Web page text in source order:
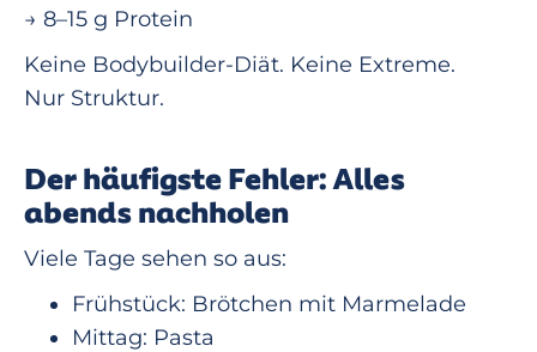
→ 8–15 g Protein
Keine Bodybuilder-Diät. Keine Extreme.
Nur Struktur.
Der häufigste Fehler: Alles
abends nachholen
Viele Tage sehen so aus:
Frühstück: Brötchen mit Marmelade
Mittag: Pasta